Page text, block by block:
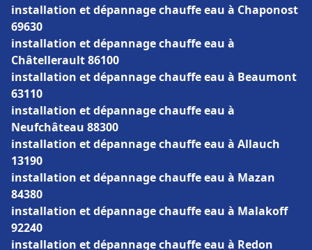
installation et dépannage chauffe eau à Chaponost
69630
installation et dépannage chauffe eau à
Châtellerault 86100
installation et dépannage chauffe eau à Beaumont
63110
installation et dépannage chauffe eau à
Neufchâteau 88300
installation et dépannage chauffe eau à Allauch
13190
installation et dépannage chauffe eau à Mazan
84380
installation et dépannage chauffe eau à Malakoff
92240
installation et dépannage chauffe eau à Redon